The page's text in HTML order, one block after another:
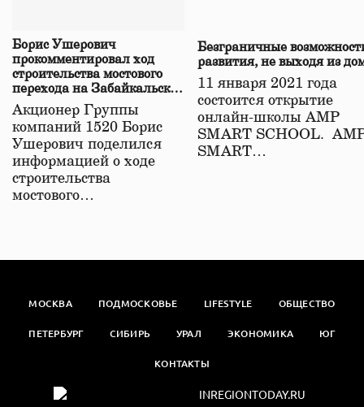
Борис Ушерович
прокомментировал ход
строительства мостового
перехода на Забайкальской
железной дороге
Акционер Группы
компаний 1520 Борис
Ушерович поделился
информацией о ходе
строительства
мостового…
Безграничные
развития, не выходя из
11 января 2021 года
состоится открытие
онлайн-школы АМР
SMART SCHOOL.
SMART…
МОСКВА ПОДМОСКОВЬЕ LIFESTYLE ОБЩЕСТВО
ПЕТЕРБУРГ СИБИРЬ УРАЛ ЭКОНОМИКА ЮГ
КОНТАКТЫ